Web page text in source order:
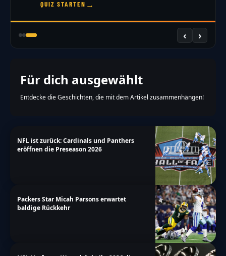
QUIZ STARTEN →
‹ ›
Für dich ausgewählt
Entdecke die Geschichten, die mit dem Artikel zusammenhängen!
NFL ist zurück: Cardinals und Panthers
eröffnen die Preseason 2026
Packers Star Micah Parsons erwartet
baldige Rückkehr